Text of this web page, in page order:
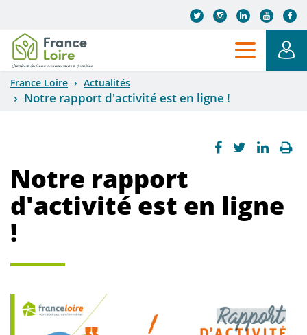
France Loire Actualités
Notre rapport d'activité est en ligne !
Notre rapport
d'activité est en ligne
!